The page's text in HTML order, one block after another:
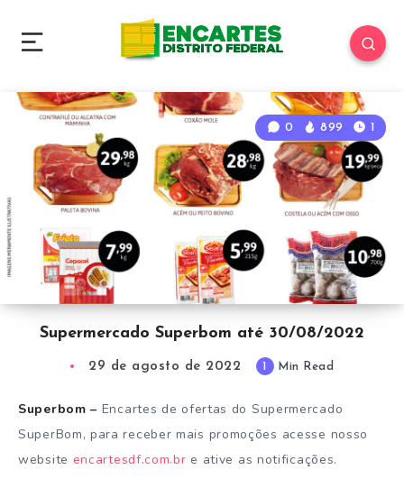
0 899 1
Supermercado Superbom até 30/08/2022
29 de agosto de 2022 1 Min Read
Superbom – Encartes de ofertas do Supermercado
SuperBom, para receber mais promoções acesse nosso
website encartesdf.com.br e ative as notificações.